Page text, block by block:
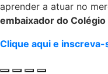
aprender a atuar no
embaixador do
Clique aqui e inscreva-